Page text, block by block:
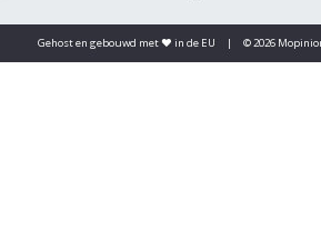
Gehost en gebouwd met ♥️ in de EU | © 2026